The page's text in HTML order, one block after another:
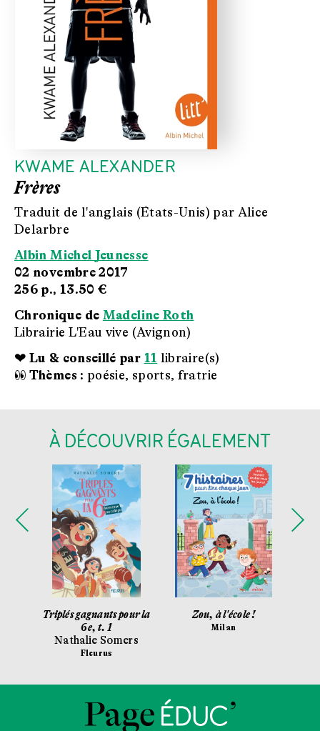
KWAME ALEXANDER
Frères
Traduit de l'anglais (États-Unis) par Alice
Delarbre
Albin Michel Jeunesse
02 novembre 2017
256 p., 13.50 €
Chronique de Madeline Roth
Librairie L'Eau vive (Avignon)
❤ Lu & conseillé par 11 libraire(s)
👀 Thèmes : poésie, sports, fratrie
À DÉCOUVRIR ÉGALEMENT
Triplés gagnants pour la
6e, t. 1
Nathalie Somers
Fleurus
Zou, à l'école !
Milan